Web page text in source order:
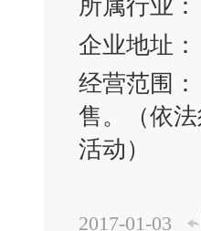
所属行业：
企业地址：
经营范围：
售。（依
活动）
2017-01-03